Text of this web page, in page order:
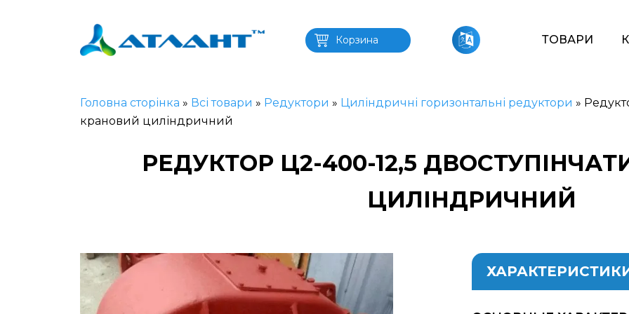
Корзина ТОВАРИ
Головна сторінка » Всі товари » Редуктори » Циліндричні горизонтальні редуктори »
крановий циліндричний
РЕДУКТОР Ц2-400-12,5
ЦИЛІНДРИЧНИЙ